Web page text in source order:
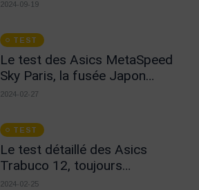
2024-09-19
TEST
Le test des Asics MetaSpeed
Sky Paris, la fusée Japon
France !
2024-02-27
TEST
Le test détaillé des Asics
Trabuco 12, toujours
excellentes !
2024-02-25